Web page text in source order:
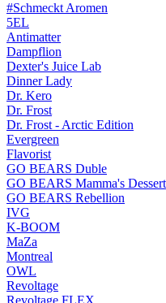
#Schmeckt Aromen
5EL
Antimatter
Dampflion
Dexter's Juice Lab
Dinner Lady
Dr. Kero
Dr. Frost
Dr. Frost - Arctic Edition
Evergreen
Flavorist
GO BEARS Duble
GO BEARS Mamma's Dessert
GO BEARS Rebellion
IVG
K-BOOM
MaZa
Montreal
OWL
Revoltage